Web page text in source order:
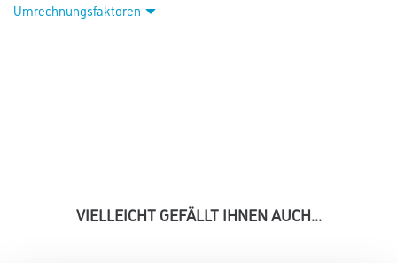
Umrechnungsfaktoren
VIELLEICHT GEFÄLLT IHNEN AUCH...